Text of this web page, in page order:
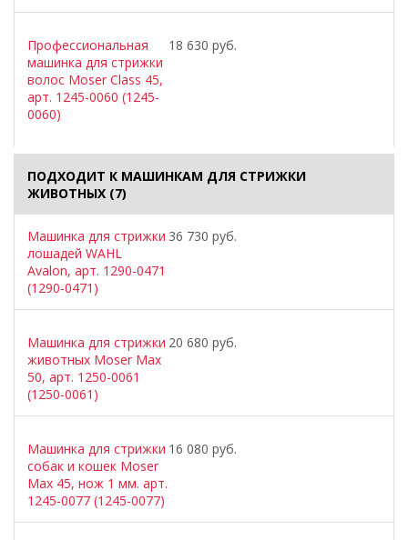
Профессиональная
машинка для стрижки
волос Moser Class 45,
арт. 1245-0060 (1245-
0060)
18 630 руб.
ПОДХОДИТ К МАШИНКАМ ДЛЯ СТРИЖКИ
ЖИВОТНЫХ (7)
Машинка для стрижки
лошадей WAHL
Avalon, арт. 1290-0471
(1290-0471)
36 730 руб.
Машинка для стрижки
животных Moser Max
50, арт. 1250-0061
(1250-0061)
20 680 руб.
Машинка для стрижки
собак и кошек Moser
Max 45, нож 1 мм. арт.
1245-0077 (1245-0077)
16 080 руб.